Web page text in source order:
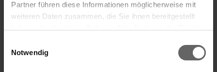
Partner führen diese Informationen möglicherweise mit
weiteren Daten zusammen, die Sie ihnen bereitgestellt
Cookies, wenn Sie unsere Webseite weiterhin nutzen.
Notwendig